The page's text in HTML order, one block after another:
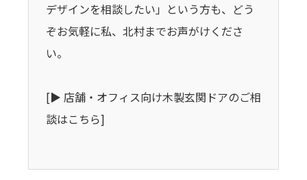
デザインを相談したい」という方も、どう
ぞお気軽に私、北村までお声がけくださ
い。
[▶︎ 店舗・オフィス向け木製玄関ドアのご相
談はこちら]